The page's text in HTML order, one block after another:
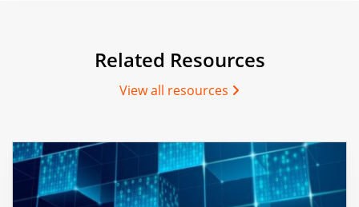
Related Resources
View all resources